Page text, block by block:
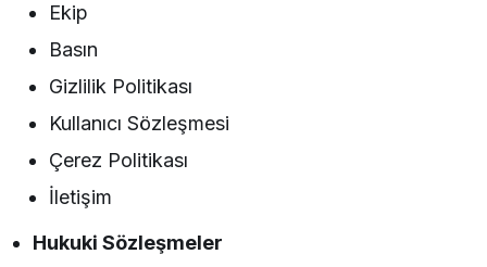
Ekip
Basın
Gizlilik Politikası
Kullanıcı Sözleşmesi
Çerez Politikası
İletişim
Hukuki Sözleşmeler